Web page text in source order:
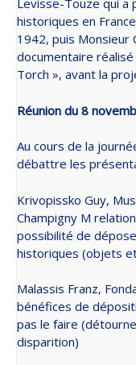
Levisse-Touze qui a
historiques en
1942, puis Monsieur
documentaire
Torch », avant la
Réunion du 8
Au cours de la
débattre les
Krivopissko Guy,
Champigny M
possibilité de
historiques (objets
Malassis Franz,
bénéfices de
pas le faire
disparition)